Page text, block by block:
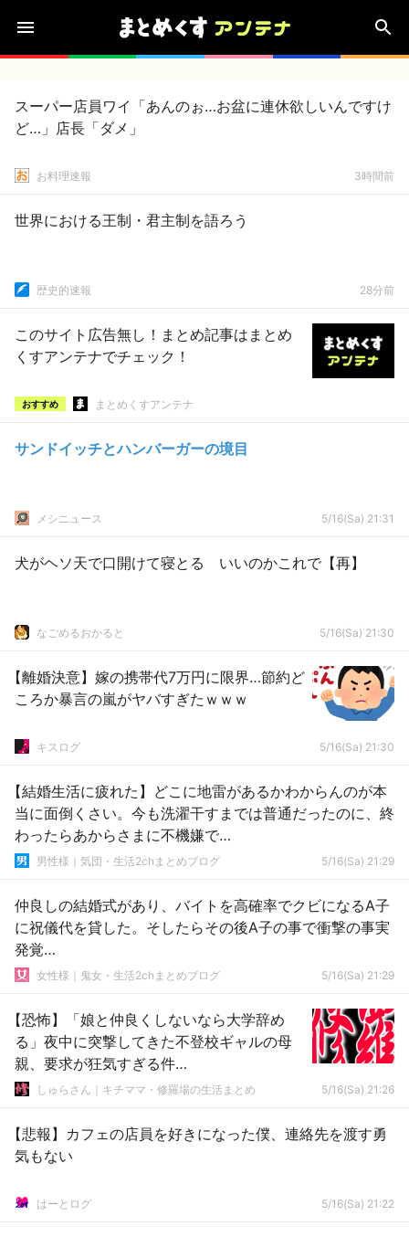
スーパー店員ワイ「あんのぉ…お盆に連休欲しいんですけ
ど…」店長「ダメ」
お料理速報 3時間前
世界における王制・君主制を語ろう
歴史的速報 28分前
このサイト広告無し！まとめ記事はまとめ
くすアンテナでチェック！
おすすめ まとめくすアンテナ
サンドイッチとハンバーガーの境目
メシニュース 5/16(Sa) 21:31
犬がヘソ天で口開けて寝とる いいのかこれで【再】
なごめるおかると 5/16(Sa) 21:30
【離婚決意】嫁の携帯代7万円に限界…節約ど
ころか暴言の嵐がヤバすぎたｗｗｗ
キスログ 5/16(Sa) 21:30
【結婚生活に疲れた】どこに地雷があるかわからんのが本
当に面倒くさい。今も洗濯干すまでは普通だったのに、終
わったらあからさまに不機嫌で…
男性様｜気団・生活2chまとめブログ 5/16(Sa) 21:29
仲良しの結婚式があり、バイトを高確率でクビになるA子
に祝儀代を貸した。そしたらその後A子の事で衝撃の事実
発覚…
女性様｜鬼女・生活2chまとめブログ 5/16(Sa) 21:29
【恐怖】「娘と仲良くしないなら大学辞め
る」夜中に突撃してきた不登校ギャルの母
親、要求が狂気すぎる件…
しゅらさん｜キチママ・修羅場の生活まとめ 5/16(Sa) 21:26
【悲報】カフェの店員を好きになった僕、連絡先を渡す勇
気もない
はーとログ 5/16(Sa) 21:22